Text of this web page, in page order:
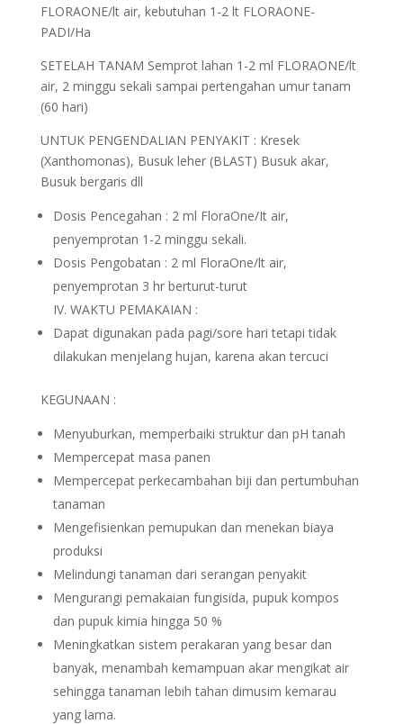
FLORAONE/lt air, kebutuhan 1-2 lt FLORAONE-
PADI/Ha
SETELAH TANAM Semprot lahan 1-2 ml FLORAONE/lt
air, 2 minggu sekali sampai pertengahan umur tanam
(60 hari)
UNTUK PENGENDALIAN PENYAKIT : Kresek
(Xanthomonas), Busuk leher (BLAST) Busuk akar,
Busuk bergaris dll
Dosis Pencegahan : 2 ml FloraOne/It air,
penyemprotan 1-2 minggu sekali.
Dosis Pengobatan : 2 ml FloraOne/lt air,
penyemprotan 3 hr berturut-turut
IV. WAKTU PEMAKAIAN :
Dapat digunakan pada pagi/sore hari tetapi tidak
dilakukan menjelang hujan, karena akan tercuci
KEGUNAAN :
Menyuburkan, memperbaiki struktur dan pH tanah
Mempercepat masa panen
Mempercepat perkecambahan biji dan pertumbuhan
tanaman
Mengefisienkan pemupukan dan menekan biaya
produksi
Melindungi tanaman dari serangan penyakit
Mengurangi pemakaian fungisida, pupuk kompos
dan pupuk kimia hingga 50 %
Meningkatkan sistem perakaran yang besar dan
banyak, menambah kemampuan akar mengikat air
sehingga tanaman lebih tahan dimusim kemarau
yang lama.